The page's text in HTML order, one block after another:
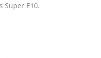
Super E10.